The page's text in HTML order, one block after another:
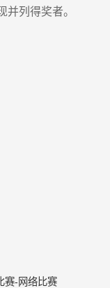
并列得奖者。
赛-网络比赛